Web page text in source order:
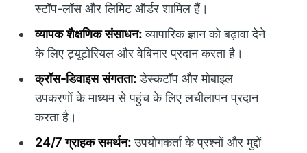
स्टॉप-लॉस और लिमिट ऑर्डर शामिल हैं।
व्यापक शैक्षणिक संसाधन:व्यापारिक ज्ञान को बढ़ावा देने
के लिए ट्यूटोरियल और वेबिनार प्रदान करता है।
क्रॉस-डिवाइस संगतता:डेस्कटॉप और मोबाइल
उपकरणों के माध्यम से पहुंच के लिए लचीलापन प्रदान
करता है।
24/7 ग्राहक समर्थन:उपयोगकर्ता के प्रश्नों और मुद्दों